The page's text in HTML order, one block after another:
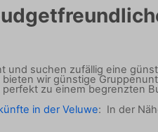
und suchen zufällig eine
bieten wir günstige
zu einem begrenzten
in der Veluwe: In der